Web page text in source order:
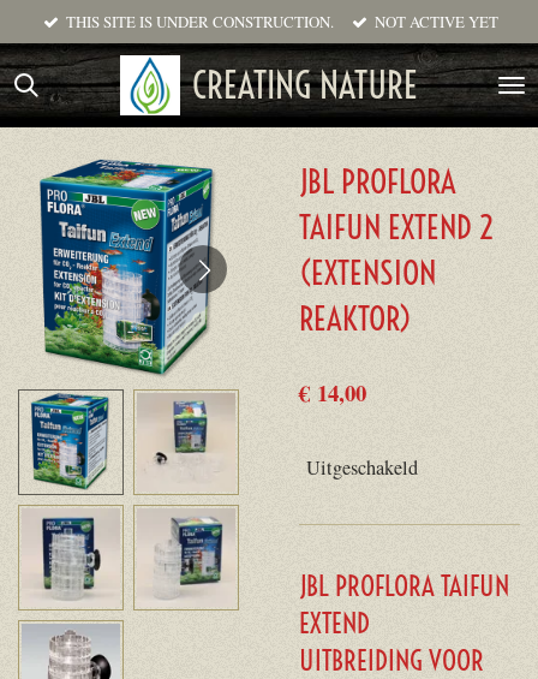
direct
naar
de
CREATING NATURE
THIS SITE IS UNDER CONSTRUCTION. NOT ACTIVE YET
JBL PROFLORA
TAIFUN EXTEND 2
(EXTENSION
REAKTOR)
€ 14,00
Uitgeschakeld
JBL PROFLORA TAIFUN
EXTEND
UITBREIDING VOOR